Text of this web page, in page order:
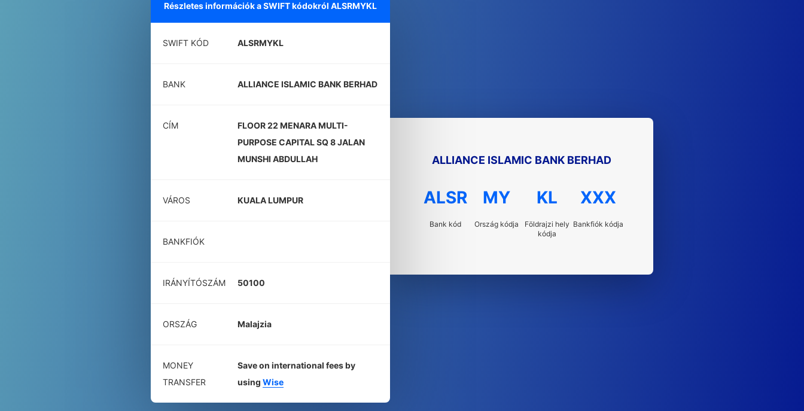
Részletes információk a SWIFT kódokról ALSRMYKL
SWIFT KÓD ALSRMYKL
BANK ALLIANCE ISLAMIC BANK BERHAD
CÍM
FLOOR 22 MENARA MULTI-
PURPOSE CAPITAL SQ 8 JALAN
MUNSHI ABDULLAH
VÁROS KUALA LUMPUR
BANKFIÓK
IRÁNYÍTÓSZÁM 50100
ORSZÁG Malajzia
MONEY
TRANSFER
Save on international fees by
using Wise
ALLIANCE ISLAMIC BANK BERHAD
ALSR
Bank kód
MY
Ország kódja
KL
Földrajzi hely
kódja
XXX
Bankfiók kódja